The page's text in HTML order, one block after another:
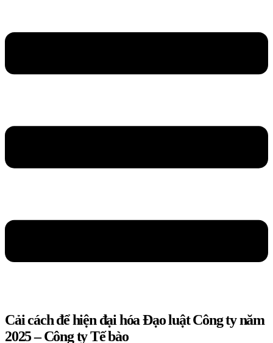
Cải cách để hiện đại hóa Đạo luật Công ty năm
2025 – Công ty Tế bào